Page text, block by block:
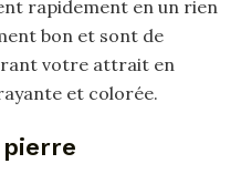
rapidement en un rien
bon et sont de
votre attrait en
et colorée.
pierre